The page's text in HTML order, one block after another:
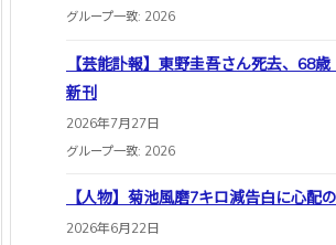
グループ一致: 2026
【芸能訃報】東野圭吾さん死去、68
新刊
2026年7月27日
グループ一致: 2026
【人物】菊池風磨7キロ減告白に心配
2026年6月22日